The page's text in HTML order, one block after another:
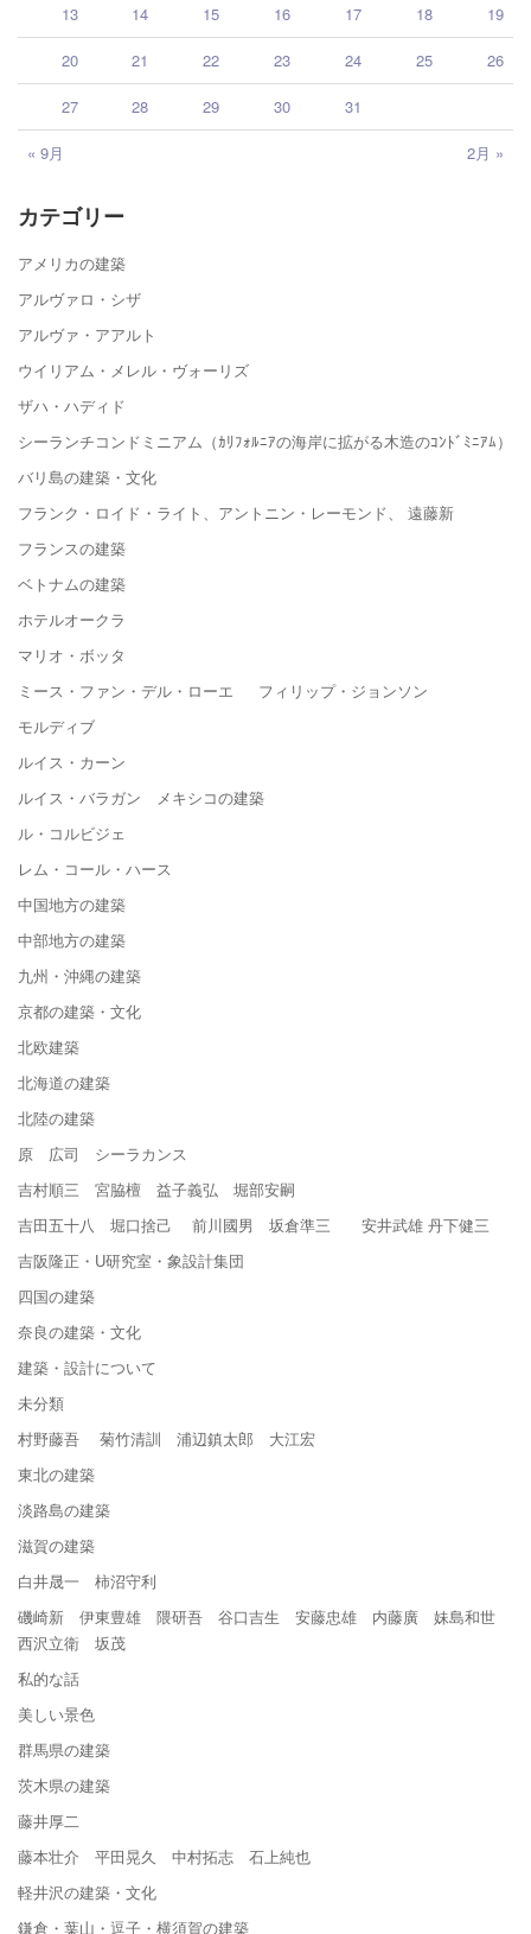
« 9月 2月 »
13 14 15 16 17 18 19
20 21 22 23 24 25 26
27 28 29 30 31
カテゴリー
アメリカの建築
アルヴァロ・シザ
アルヴァ・アアルト
ウイリアム・メレル・ヴォーリズ
ザハ・ハディド
シーランチコンドミニアム（ｶﾘﾌｫﾙﾆｱの海岸に拡がる木造のｺﾝﾄﾞﾐﾆｱﾑ）
バリ島の建築・文化
フランク・ロイド・ライト、アントニン・レーモンド、 遠藤新
フランスの建築
ベトナムの建築
ホテルオークラ
マリオ・ボッタ
ミース・ファン・デル・ローエ フィリップ・ジョンソン
モルディブ
ルイス・カーン
ルイス・バラガン メキシコの建築
ル・コルビジェ
レム・コール・ハース
中国地方の建築
中部地方の建築
九州・沖縄の建築
京都の建築・文化
北欧建築
北海道の建築
北陸の建築
原 広司 シーラカンス
吉村順三 宮脇檀 益子義弘 堀部安嗣
吉田五十八 堀口捨己 前川國男 坂倉準三 安井武雄 丹下健三
吉阪隆正・U研究室・象設計集団
四国の建築
奈良の建築・文化
建築・設計について
未分類
村野藤吾 菊竹清訓 浦辺鎮太郎 大江宏
東北の建築
淡路島の建築
滋賀の建築
白井晟一 柿沼守利
磯崎新 伊東豊雄 隈研吾 谷口吉生 安藤忠雄 内藤廣 妹島和世
西沢立衛 坂茂
私的な話
美しい景色
群馬県の建築
茨木県の建築
藤井厚二
藤本壮介 平田晃久 中村拓志 石上純也
軽井沢の建築・文化
鎌倉・葉山・逗子・横須賀の建築